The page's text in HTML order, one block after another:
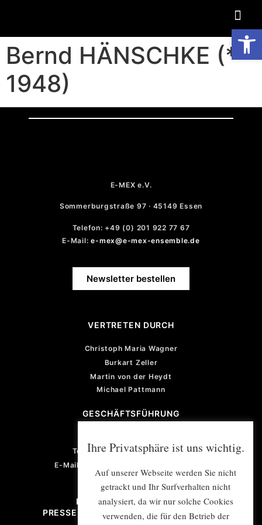
Bernd HÄNSCHKE (*
1948)
E-MEX e.V.
Sommerburgstraße 97 · 45149 Essen
Telefon: +49 (0) 201 922 77 67
E-Mail:e-mex@e-mex-ensemble.de
Newsletter bestellen
VERTRETEN DURCH
Christoph Maria Wagner
Burkart Zeller
Martin von der Heydt
Michael Pattmann
GESCHÄFTSFÜHRUNG
Telefon: +49 (0) 201 922 77 67
E-Mail: violetta.vonderheydt@e-mex.de
PROJEKTMANAGEMENT/
PRESSE- UND ÖFFENTLICHKEITSARBEIT
Ihre Privatsphäre ist uns wichtig.
Auf unserer Webseite werden Sie nicht
getrackt und Ihr Surfverhalten nicht
analysiert, da wir nur solche Cookies
verwenden, die für den Betrieb der